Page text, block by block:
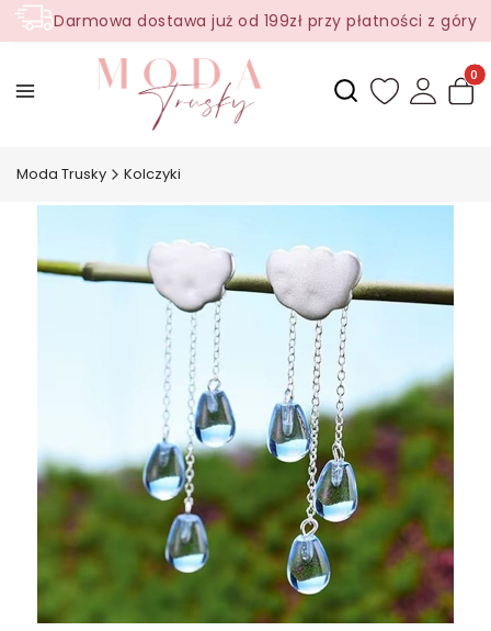
Darmowa dostawa już od 199zł przy płatności z góry
Otwórz
Moda Trusky Kolczyki